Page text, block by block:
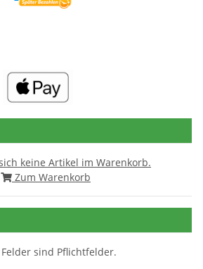
keine Artikel im Warenkorb.
Zum Warenkorb
sind Pflichtfelder.